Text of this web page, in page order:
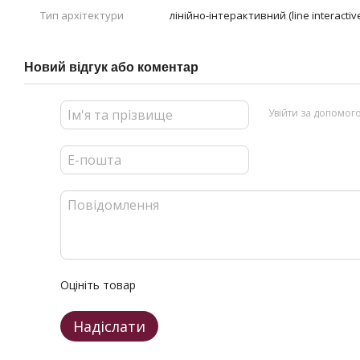
Тип архітектури лінійно-інтерактивний (line
Новий відгук або коментар
Увійти за
Оцініть товар
Надіслати